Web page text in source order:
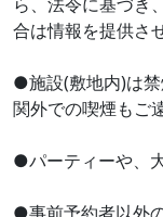
合は情報を提供さ
●施設(敷地内)は
関外での喫煙もご
●パーティーや、